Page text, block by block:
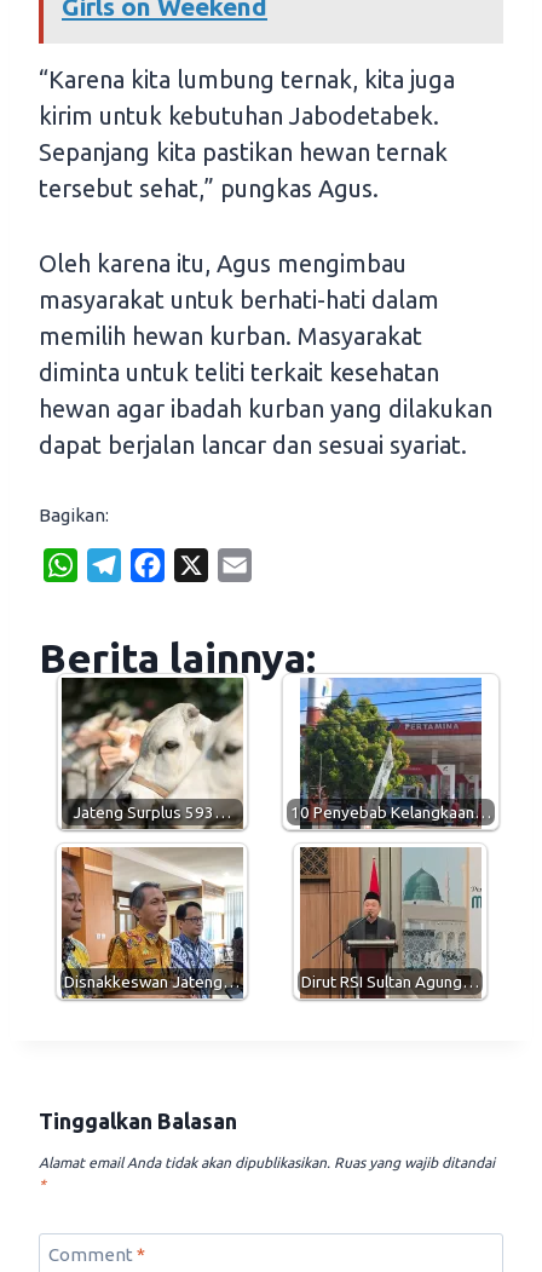
Girls on Weekend
“Karena kita lumbung ternak, kita juga
kirim untuk kebutuhan Jabodetabek.
Sepanjang kita pastikan hewan ternak
tersebut sehat,” pungkas Agus.
Oleh karena itu, Agus mengimbau
masyarakat untuk berhati-hati dalam
memilih hewan kurban. Masyarakat
diminta untuk teliti terkait kesehatan
hewan agar ibadah kurban yang dilakukan
dapat berjalan lancar dan sesuai syariat.
Bagikan:
W
t
s
A
p
p
e
g
r
a
m
e
b
o
o
k
i
Berita lainnya:
Jateng Surplus 593… 10 Penyebab Kelangkaan…
Disnakkeswan Jateng… Dirut RSI Sultan Agung…
Tinggalkan Balasan
Alamat email Anda tidak akan dipublikasikan. Ruas yang wajib ditandai
*
Comment *